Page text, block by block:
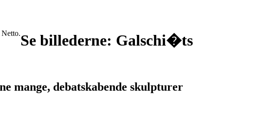
Netto.Se billederne: Galschi�ts
mange, debatskabende skulpturer